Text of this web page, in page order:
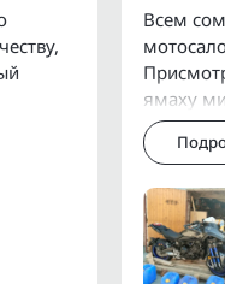
МО, РФ и СНГ.
для обслуживания и
мотоциклов
Vibеr.
JВА, АRАI,
Всем
ямаху
давай
просто